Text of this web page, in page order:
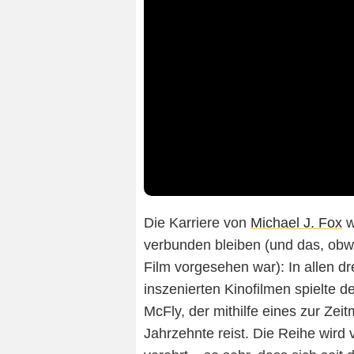
Die Karriere von Michael J. Fox
verbunden bleiben (und das,
Film vorgesehen war): In allen
inszenierten Kinofilmen spielte
McFly, der mithilfe eines zur
Jahrzehnte reist. Die Reihe wird